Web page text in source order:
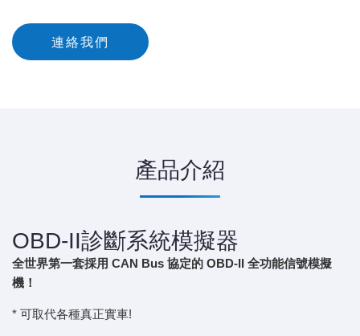
連絡我們
產品介紹
OBD-II診斷系統模擬器
全世界第一套採用 CAN Bus 協定的 OBD-II 全功能信號模擬
機！
* 可取代各種真正實車!